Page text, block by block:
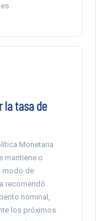
la tasa de
Monetaria
mantiene o
modo de
recomendó
nominal,
los próximos